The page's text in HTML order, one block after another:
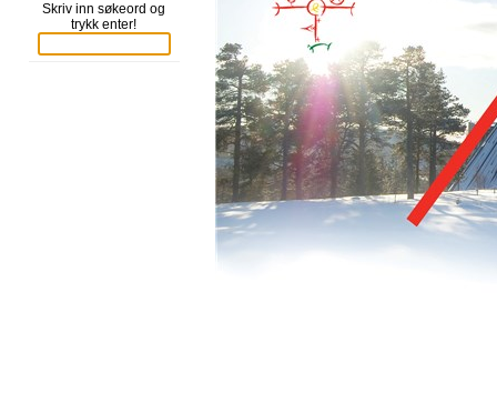
Skriv inn søkeord og
trykk enter!